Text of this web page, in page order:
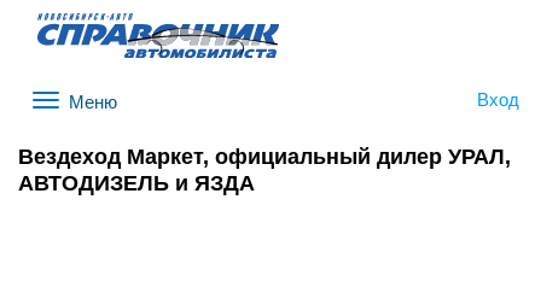
Вход
Вездеход Маркет, официальный дилер УРАЛ,
АВТОДИЗЕЛЬ и ЯЗДА